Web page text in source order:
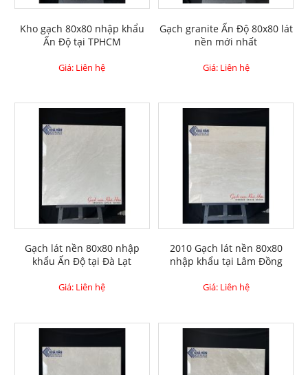
Kho gạch 80x80 nhập khẩu
Ấn Độ tại TPHCM
Giá: Liên hệ
Gạch granite Ấn Độ 80x80 lát
nền mới nhất
Giá: Liên hệ
Gạch lát nền 80x80 nhập
khẩu Ấn Độ tại Đà Lạt
Giá: Liên hệ
2010 Gạch lát nền 80x80
nhập khẩu tại Lâm Đồng
Giá: Liên hệ